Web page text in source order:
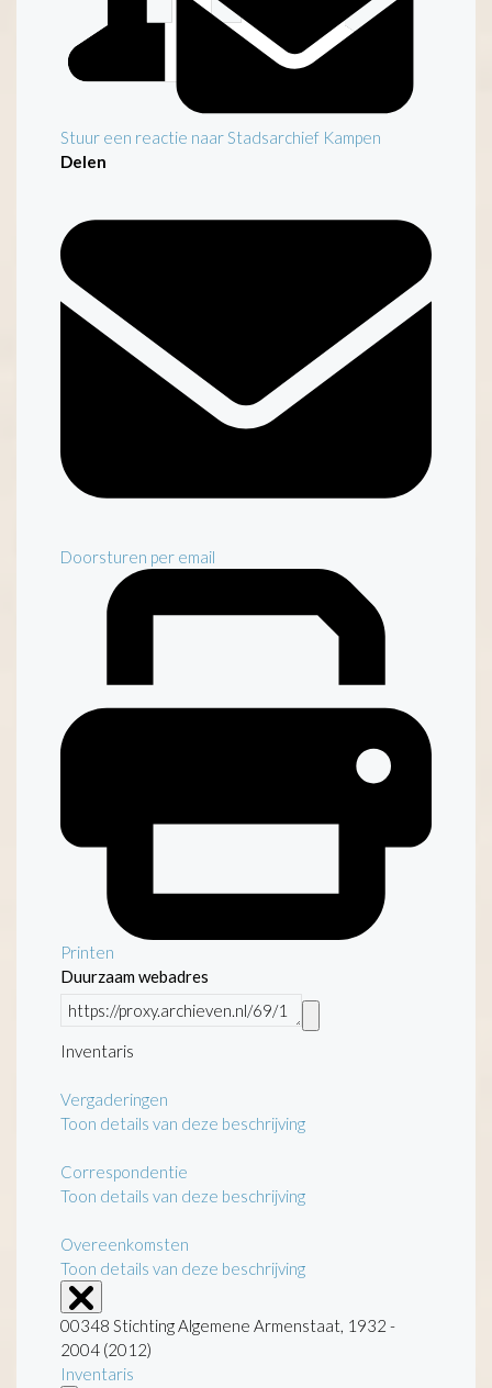
Stuur een reactie naar Stadsarchief Kampen
Delen
Doorsturen per email
Printen
Duurzaam webadres
Inventaris
Vergaderingen
Toon details van deze beschrijving
Correspondentie
Toon details van deze beschrijving
Overeenkomsten
Toon details van deze beschrijving
00348 Stichting Algemene Armenstaat, 1932 -
2004 (2012)
Inventaris